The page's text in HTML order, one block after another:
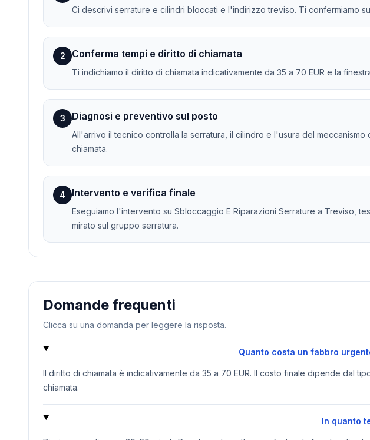
Ci descrivi serrature e cilindri bloccati e l'indirizzo treviso. Ti confermiamo
2 Conferma tempi e diritto di chiamata
Ti indichiamo il diritto di chiamata indicativamente da 35 a 70 EUR e la
3 Diagnosi e preventivo sul posto
All'arrivo il tecnico controlla la serratura, il cilindro e l'usura del
chiamata.
4 Intervento e verifica finale
Eseguiamo l'intervento su Sbloccaggio E Riparazioni Serrature a Treviso,
mirato sul gruppo serratura.
Domande frequenti
Clicca su una domanda per leggere la risposta.
Quanto costa un fabbro
Il diritto di chiamata è indicativamente da 35 a 70 EUR. Il costo finale dipende dal
chiamata.
In quanto